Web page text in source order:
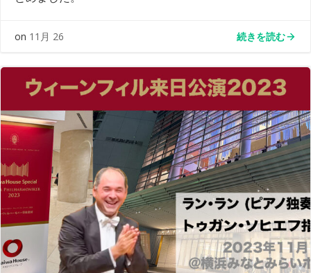
on 11月 26 続きを読む